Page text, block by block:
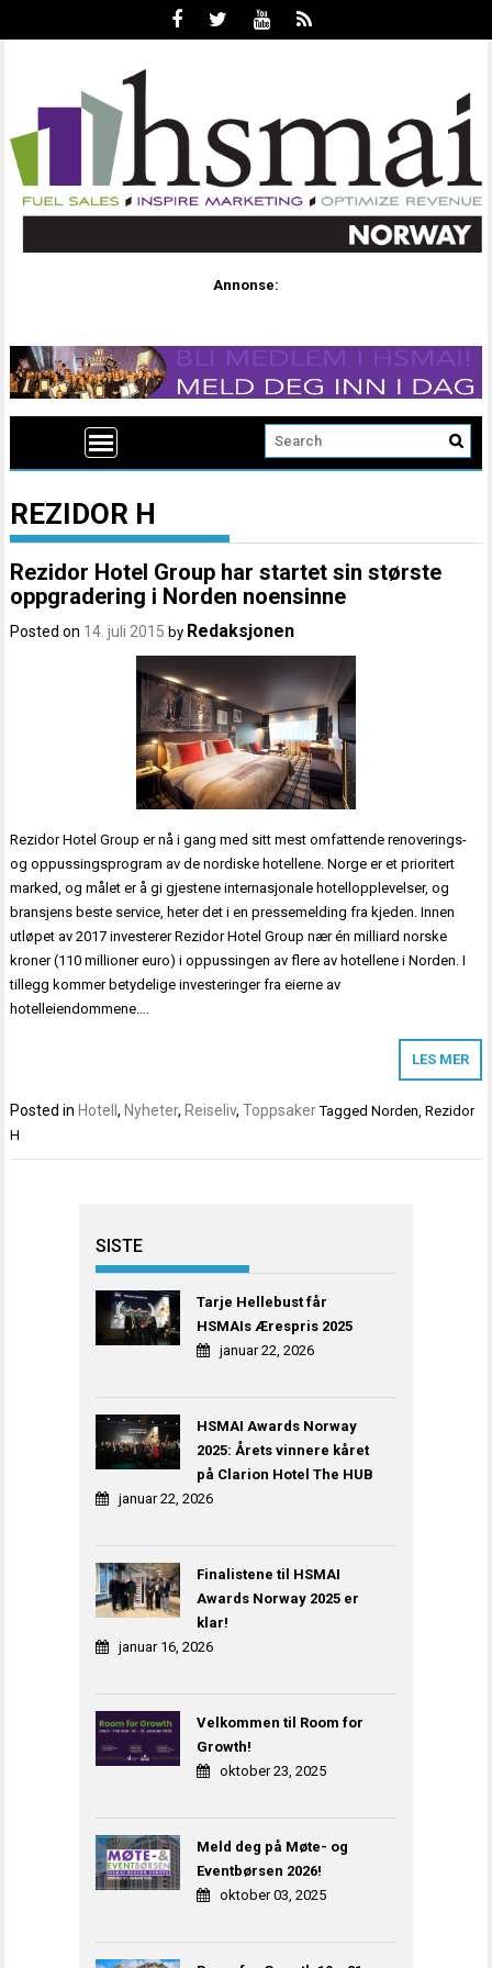
Annonse:
REZIDOR H
Rezidor Hotel Group har startet sin største
oppgradering i Norden noensinne
Posted on 14. juli 2015 by Redaksjonen
Rezidor Hotel Group er nå i gang med sitt mest omfattende renoverings-
og oppussingsprogram av de nordiske hotellene. Norge er et prioritert
marked, og målet er å gi gjestene internasjonale hotellopplevelser, og
bransjens beste service, heter det i en pressemelding fra kjeden. Innen
utløpet av 2017 investerer Rezidor Hotel Group nær én milliard norske
kroner (110 millioner euro) i oppussingen av flere av hotellene i Norden. I
tillegg kommer betydelige investeringer fra eierne av
hotelleiendommene….
LES MER
Posted in Hotell, Nyheter, Reiseliv,Toppsaker TaggedNorden,Rezidor
H
SISTE
Tarje Hellebust får
HSMAIs Ærespris 2025
januar 22, 2026
HSMAI Awards Norway
2025: Årets vinnere kåret
på Clarion Hotel The HUB
januar 22, 2026
Finalistene til HSMAI
Awards Norway 2025 er
klar!
januar 16, 2026
Velkommen til Room for
Growth!
oktober 23, 2025
Meld deg på Møte- og
Eventbørsen 2026!
oktober 03, 2025